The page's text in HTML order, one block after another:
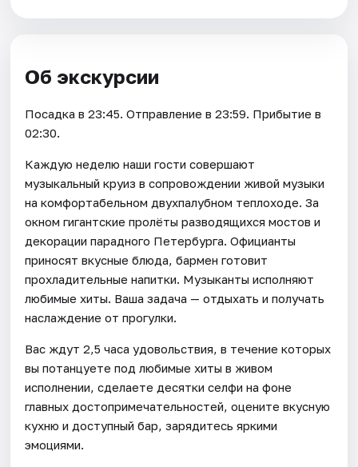
Об экскурсии
Посадка в 23:45. Отправление в 23:59. Прибытие в
02:30.
Каждую неделю наши гости совершают
музыкальный круиз в сопровождении живой музыки
на комфортабельном двухпалубном теплоходе. За
окном гигантские пролёты разводящихся мостов и
декорации парадного Петербурга. Официанты
приносят вкусные блюда, бармен готовит
прохладительные напитки. Музыканты исполняют
любимые хиты. Ваша задача — отдыхать и получать
наслаждение от прогулки.
Вас ждут 2,5 часа удовольствия, в течение которых
вы потанцуете под любимые хиты в живом
исполнении, сделаете десятки селфи на фоне
главных достопримечательностей, оцените вкусную
кухню и доступный бар, зарядитесь яркими
эмоциями.